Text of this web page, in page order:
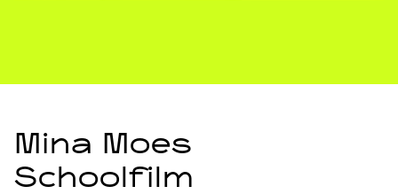
Mina Moes
Schoolfilm